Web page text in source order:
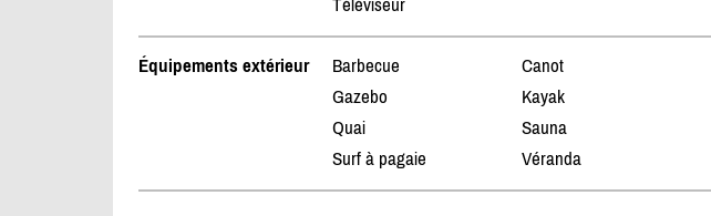
Téléviseur
Équipements extérieur Barbecue Canot
Gazebo
Kayak
Quai
Sauna
Surf à pagaie
Véranda